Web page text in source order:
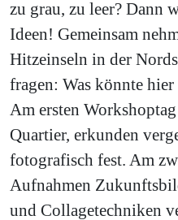
zu grau, zu leer? Dann
Ideen! Gemeinsam
Hitzeinseln in der
fragen: Was könnte hier
Am ersten
Quartier, erkunden
fotografisch fest. Am
Aufnahmen
und Collagetechniken